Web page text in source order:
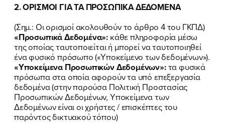
2. ΟΡΙΣΜΟΙ ΓΙΑ ΤΑ ΠΡΟΣΩΠΙΚΑ ΔΕΔΟΜΕΝΑ
(Σημ.: Οι ορισμοί ακολουθούν το άρθρο 4 του ΓΚΠΔ)
«Προσωπικά Δεδομένα»: κάθε πληροφορία μέσω
της οποίας ταυτοποιείται ή μπορεί να ταυτοποιηθεί
ένα φυσικό πρόσωπο («Υποκείμενο των δεδομένων»).
«Υποκείμενα Προσωπικών Δεδομένων»:τα φυσικά
πρόσωπα στα οποία αφορούν τα υπό επεξεργασία
δεδομένα (στην παρούσα Πολιτική Προστασίας
Προσωπικών Δεδομένων, Υποκείμενα των
Δεδομένων είναι οι χρήστες / επισκέπτες του
παρόντος δικτυακού τόπου)
Αποδέχομαι τηνΠολιτική
Προστασίας Προσωπικών
Δεδομένωνκαι τους τουςΌρους
Χρήσηςτου δικτυακού τόπου του
Πολιτικού Γραφείου της Βουλευτού
Νίκης Κεραμέως
ΥΠΟΒΟΛΗ
Αποδέχομαι τηνΠολιτική
Προστασίας Προσωπικών
Δεδομένωνκαι τους τουςΌρους
Χρήσηςτου δικτυακού τόπου του
Πολιτικού Γραφείου της Βουλευτού
Νίκης Κεραμέως
ΥΠΟΒΟΛΗ